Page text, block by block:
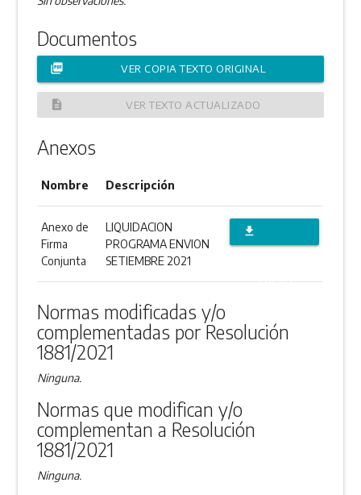
Documentos
picture_as_pdf VER COPIA TEXTO ORIGINAL
description VER TEXTO ACTUALIZADO
Anexos
Nombre Descripción
Anexo de
Firma
Conjunta
LIQUIDACION
PROGRAMA ENVION
SETIEMBRE 2021
file_download
ANEXO
Normas modificadas y/o
complementadas por Resolución
1881/2021
Ninguna.
Normas que modifican y/o
complementan a Resolución
1881/2021
Ninguna.